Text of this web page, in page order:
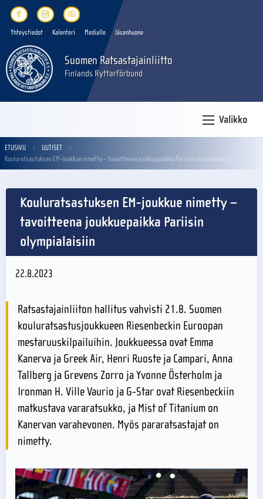
Yhteystiedot Kalenteri Medialle Jäsenhuone
Suomen Ratsastajainliitto
Finlands Ryttarförbund
Valikko
ETUSIVU
UUTISET
Kouluratsastuksen EM-joukkue nimetty – tavoitteena joukkuepaikka Pariisin olympialaisiin
Kouluratsastuksen EM-joukkue nimetty –
tavoitteena joukkuepaikka Pariisin
olympialaisiin
22.8.2023
Ratsastajainliiton hallitus vahvisti 21.8. Suomen
kouluratsastusjoukkueen Riesenbeckin Euroopan
mestaruuskilpailuihin. Joukkueessa ovat Emma
Kanerva ja Greek Air, Henri Ruoste ja Campari, Anna
Tallberg ja Grevens Zorro ja Yvonne Österholm ja
Ironman H. Ville Vaurio ja G-Star ovat Riesenbeckiin
matkustava vararatsukko, ja Mist of Titanium on
Kanervan varahevonen. Myös pararatsastajat on
nimetty.